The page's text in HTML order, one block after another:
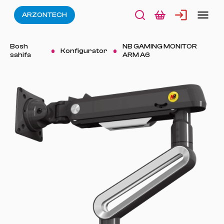
ARZONTECH
Bosh
sahifa
Konfigurator
NB GAMING MONITOR
ARM A6